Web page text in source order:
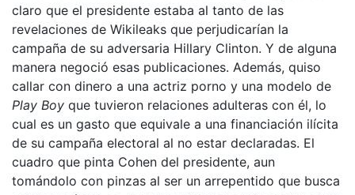
claro que el presidente estaba al tanto de las
revelaciones de Wikileaks que perjudicarían la
campaña de su adversaria Hillary Clinton. Y de alguna
manera negoció esas publicaciones. Además, quiso
callar con dinero a una actriz porno y una modelo de
Play Boy que tuvieron relaciones adulteras con él, lo
cual es un gasto que equivale a una financiación ilícita
de su campaña electoral al no estar declaradas. El
cuadro que pinta Cohen del presidente, aun
tomándolo con pinzas al ser un arrepentido que busca